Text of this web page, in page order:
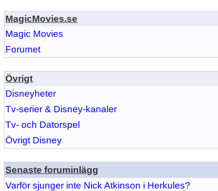
MagicMovies.se
Magic Movies
Forumet
Övrigt
Disneyheter
Tv-serier & Disney-kanaler
Tv- och Datorspel
Övrigt Disney
Senaste foruminlägg
Varför sjunger inte Nick Atkinson i Herkules?